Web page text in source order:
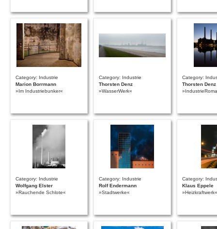
Category: Industrie
Marion Borrmann
»Im Industriebunker«
Category: Industrie
Thorsten Denz
»WasserWerk«
Category:
Thorsten Denz
Category: Industrie
Wolfgang Elster
»Rauchende Schlote«
Category: Industrie
Rolf Endermann
»Stadtwerke«
Category:
Klaus Eppele
»Heizkraftwerk«